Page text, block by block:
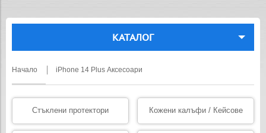
КАТАЛОГ
Начало iPhone 14 Plus Аксесоари
Стъклени протектори Кожени калъфи / Кейсове